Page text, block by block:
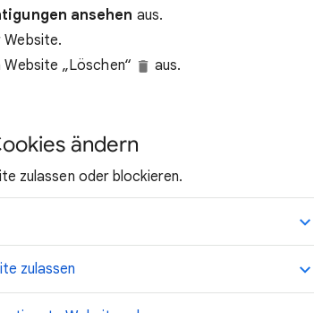
ansehen aus.
Website.
„Löschen“
aus.
ändern
zulassen oder blockieren.
zulassen